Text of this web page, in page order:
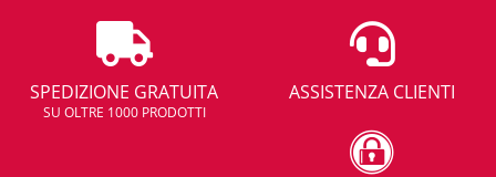
SPEDIZIONE GRATUITA
SU OLTRE 1000 PRODOTTI
ASSISTENZA CLIENTI